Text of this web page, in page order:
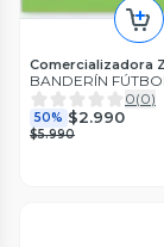
Comercializadora
BANDERÍN FÚTBOL
0(0)
50% $2.990
$5.990